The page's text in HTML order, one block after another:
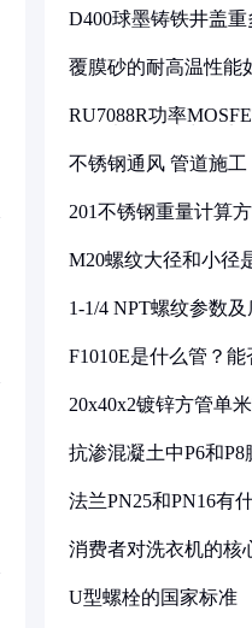
D400球墨铸铁井盖重
覆膜砂的耐高温性能
RU7088R功率
不锈钢通风 管道施工
201不锈钢重量计算
M20螺纹大径和小径
1-1/4 NPT螺纹参数
F1010E是什么管？能
20x40x2镀锌方管单
抗渗混凝土中P6和
法兰PN25和PN16有
消费者对洗衣机的核
U型螺栓的国家标准